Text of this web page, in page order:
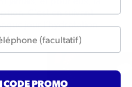
C’est en suivant
jour l’hydratation
CODE PROMO